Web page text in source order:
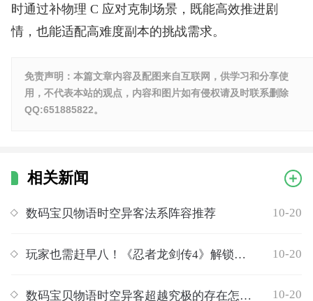
时通过补物理 C 应对克制场景，既能高效推进剧
情，也能适配高难度副本的挑战需求。
免责声明：本篇文章内容及配图来自互联网，供学习和分享使
用，不代表本站的观点，内容和图片如有侵权请及时联系删除
QQ:651885822。
相关新闻
数码宝贝物语时空异客法系阵容推荐 10-20
玩家也需赶早八！《忍者龙剑传4》解锁时间全球同步 10-20
数码宝贝物语时空异客超越究极的存在怎么做 10-20